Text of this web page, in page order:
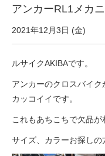
イベント
アンカーRL1メカ
2021年12月3日 (金)
ルサイクAKIBAです。
アンカーのクロスバイ
カッコイイです。
これもあちこちで欠品が
サイズ、カラーお探しの